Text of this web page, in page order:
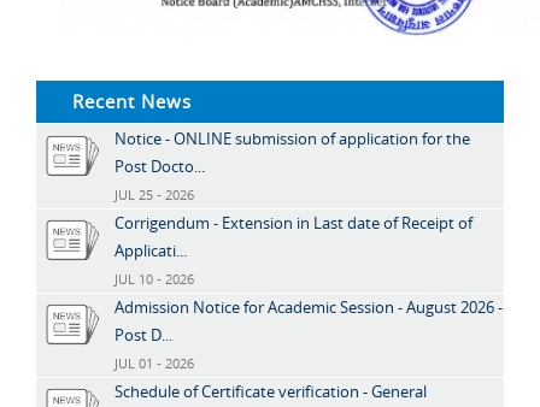
Recent News
Notice - ONLINE submission of application for the
Post Docto...
JUL 25 - 2026
Corrigendum - Extension in Last date of Receipt of
Applicati...
JUL 10 - 2026
Admission Notice for Academic Session - August 2026 -
Post D...
JUL 01 - 2026
Schedule of Certificate verification - General